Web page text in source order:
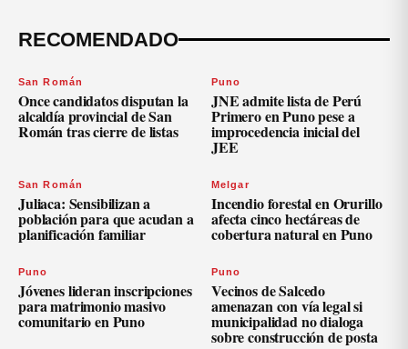
RECOMENDADO
San Román
Once candidatos disputan la
alcaldía provincial de San
Román tras cierre de listas
Puno
JNE admite lista de Perú
Primero en Puno pese a
improcedencia inicial del
JEE
San Román
Juliaca: Sensibilizan a
población para que acudan a
planificación familiar
Melgar
Incendio forestal en Orurillo
afecta cinco hectáreas de
cobertura natural en Puno
Puno
Jóvenes lideran inscripciones
para matrimonio masivo
comunitario en Puno
Puno
Vecinos de Salcedo
amenazan con vía legal si
municipalidad no dialoga
sobre construcción de posta